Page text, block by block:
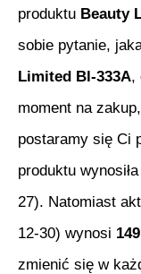
produktu Beauty
sobie pytanie,
Limited Bl-333A,
moment na
postaramy się Ci
produktu wynosiła
27). Natomiast
12-30) wynosi 149
zmienić się w